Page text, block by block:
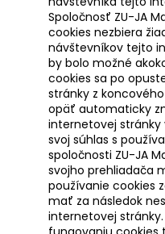
Spoločnosť ZU-JA
cookies nezbiera
návštevníkov tejto
by bolo možné
cookies sa po
stránky z
opäť automaticky
internetovej stránky
svoj súhlas s
spoločnosti ZU-JA
svojho prehliadača
používanie cookies
mať za následok
internetovej